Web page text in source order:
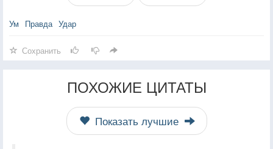
Ум Правда Удар
Сохранить
ПОХОЖИЕ ЦИТАТЫ
Показать лучшие